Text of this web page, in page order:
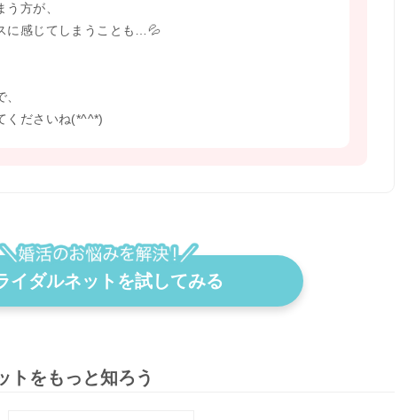
方が、
に感じてしまうことも…💦
くださいね(*^^*)
イダルネットを試してみる
トをもっと知ろう